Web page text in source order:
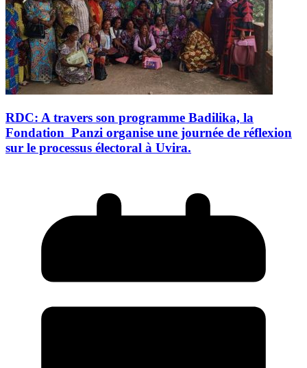
RDC: A travers son programme Badilika, la
Fondation Panzi organise une journée de réflexion
sur le processus électoral à Uvira.